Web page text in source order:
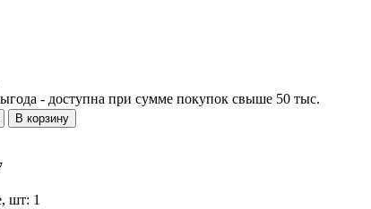
- доступна при сумме покупок свыше 50 тыс.
шт: 1